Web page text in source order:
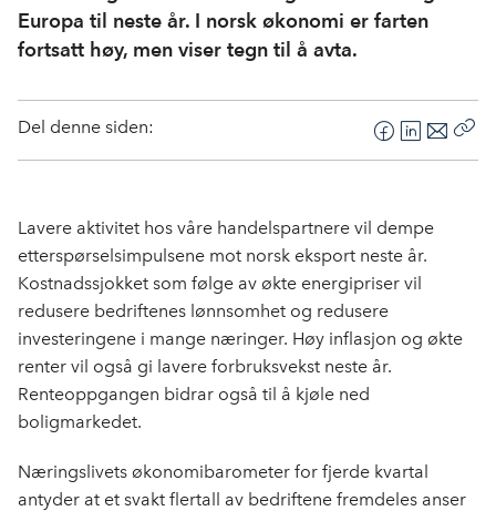
Europa til neste år. I norsk økonomi er farten
fortsatt høy, men viser tegn til å avta.
Del denne siden:
F
a
e
b
o
k
L
i
k
e
E
-
o
Lavere aktivitet hos våre handelspartnere vil dempe
etterspørselsimpulsene mot norsk eksport neste år.
Kostnadssjokket som følge av økte energipriser vil
redusere bedriftenes lønnsomhet og redusere
investeringene i mange næringer. Høy inflasjon og økte
renter vil også gi lavere forbruksvekst neste år.
Renteoppgangen bidrar også til å kjøle ned
boligmarkedet.
Næringslivets økonomibarometer for fjerde kvartal
antyder at et svakt flertall av bedriftene fremdeles anser